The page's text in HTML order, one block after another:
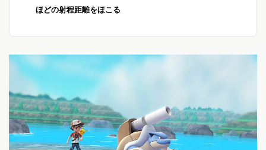
ほどの射程距離をほこる